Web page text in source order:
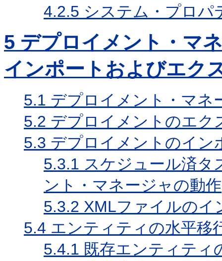
4.2.5 システム・プロパ
5 デプロイメント・マ
インポートおよびエク
5.1 デプロイメント・マネ
5.2 デプロイメントのエク
5.3 デプロイメントのイン
5.3.1 スケジュール済タ
ント・マネージャの動作
5.3.2 XMLファイルのイ
5.4 エンティティの水平移
5.4.1 既存エンティティ